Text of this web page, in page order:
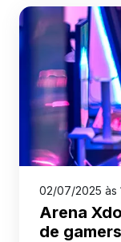
02/07/2025 às
Arena
de